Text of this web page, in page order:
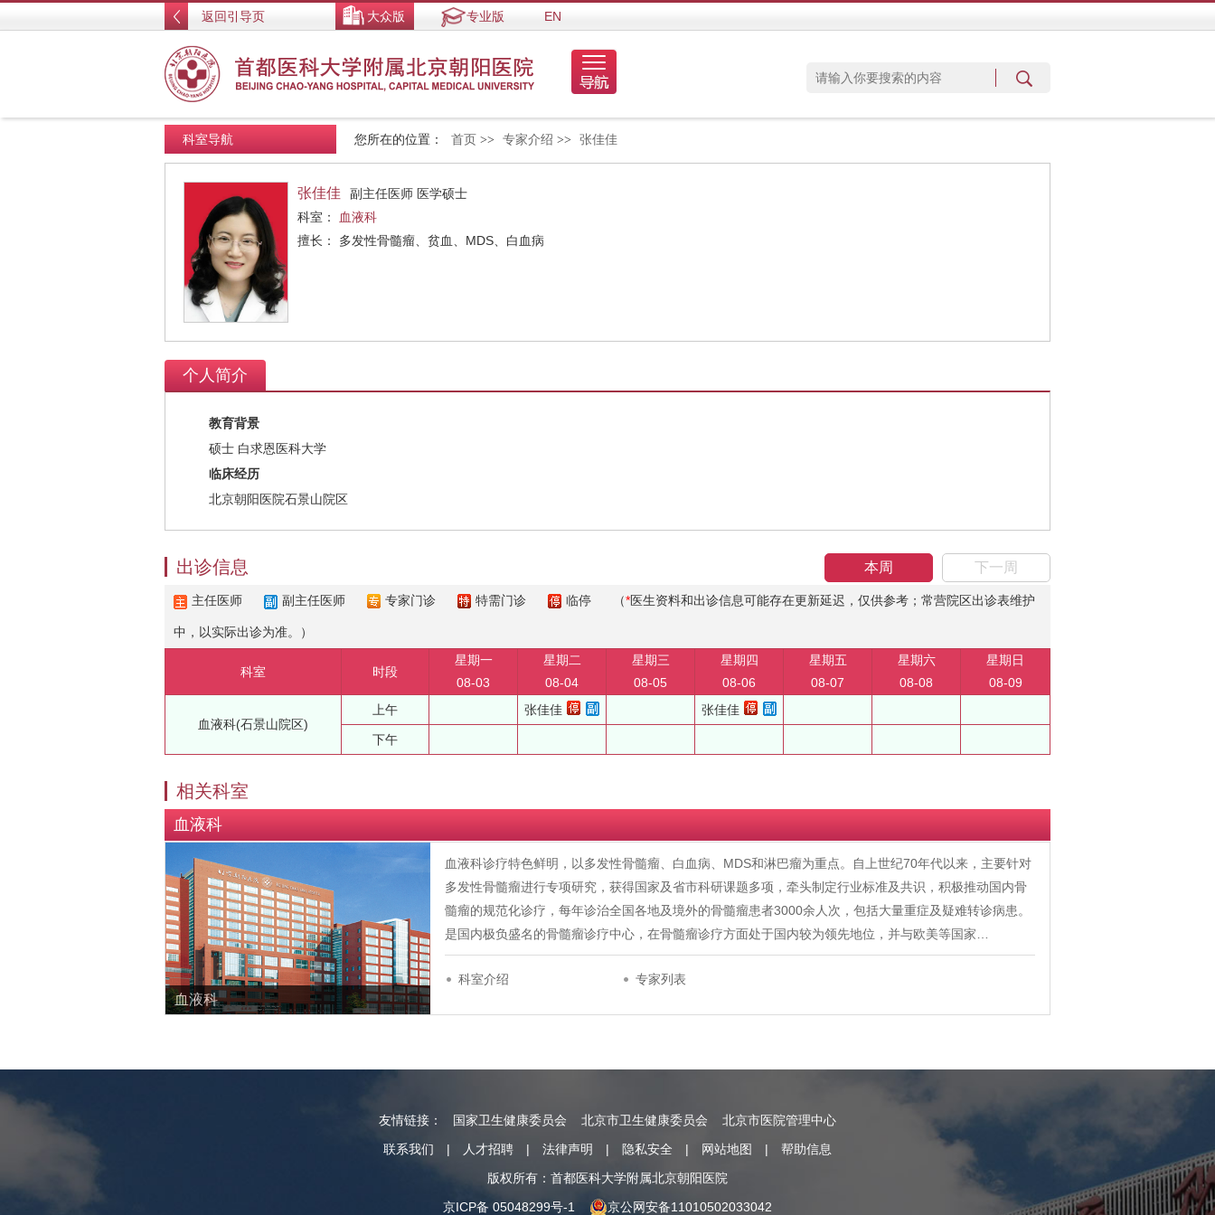
返回引导页 大众版 专业版 EN
您所在的位置： 首页 >> 专家介绍 >> 张佳佳
科室导航
张佳佳
副主任医师 医学硕士
科室：
血液科
擅长： 多发性骨髓瘤、贫血、MDS、白血病
个人简介
教育背景
硕士 白求恩医科大学
临床经历
北京朝阳医院石景山院区
本周 下一周
出诊信息
主任医师 副主任医师 专家门诊 特需门诊 临停 （*医生资料和出诊信息可能存在更新延迟，仅供参考；常营院区出诊表维护
中，以实际出诊为准。）
科室 时段
星期一
08-03
星期二
08-04
星期三
08-05
星期四
08-06
星期五
08-07
星期六
08-08
星期日
08-09
血液科(石景山院区)
上午 张佳佳 张佳佳
下午
相关科室
血液科
血液科
血液科诊疗特色鲜明，以多发性骨髓瘤、白血病、MDS和淋巴瘤为重点。自上世纪70年代以来，主要针对
多发性骨髓瘤进行专项研究，获得国家及省市科研课题多项，牵头制定行业标准及共识，积极推动国内骨
髓瘤的规范化诊疗，每年诊治全国各地及境外的骨髓瘤患者3000余人次，包括大量重症及疑难转诊病患。
是国内极负盛名的骨髓瘤诊疗中心，在骨髓瘤诊疗方面处于国内较为领先地位，并与欧美等国家…
科室介绍 专家列表
友情链接： 国家卫生健康委员会 北京市卫生健康委员会
北京市医院管理中心
联系我们
| 人才招聘 | 法律声明 | 隐私安全 | 网站地图 |
帮助信息
版权所有：首都医科大学附属北京朝阳医院
京ICP备 05048299号-1
京公网安备11010502033042